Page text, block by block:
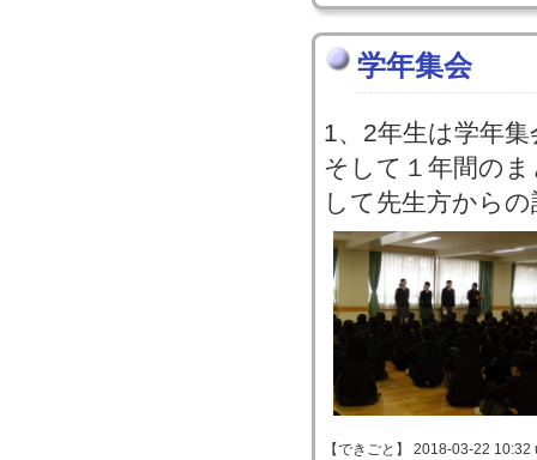
学年集会
1、2年生は学年
そして１年間の
して先生方から
【できごと】 2018-03-22